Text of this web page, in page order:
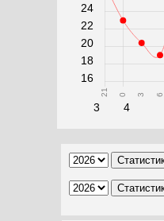
3
21
4
0 3 6
16
18
20
22
24